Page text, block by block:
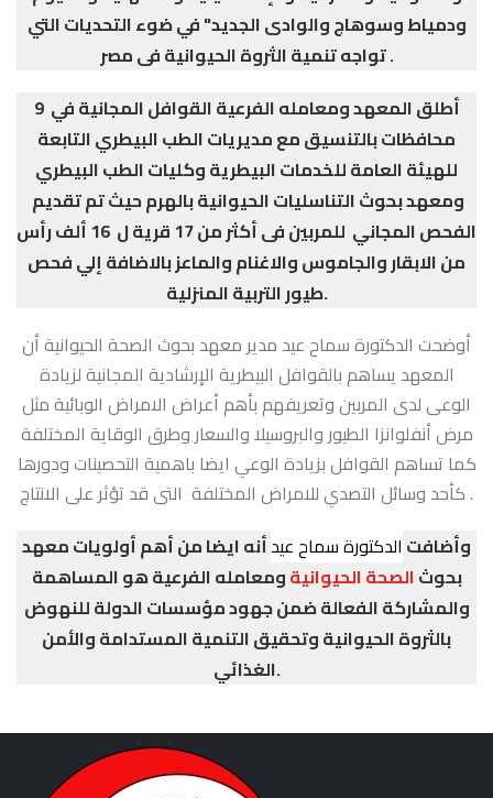
ودمياط وسوهاج والوادى الجديد" في ضوء التحديات التي
تواجه تنمية الثروة الحيوانية فى مصر .
أطلق المعهد ومعامله الفرعية القوافل المجانية في 9
محافظات بالتنسيق مع مديريات الطب البيطري التابعة
للهيئة العامة للخدمات البيطرية وكليات الطب البيطري
ومعهد بحوث التناسليات الحيوانية بالهرم حيث تم تقديم
الفحص المجاني للمربين فى أكثر من 17 قرية ل 16 ألف رأس
من الابقار والجاموس والاغنام والماعز بالاضافة إلي فحص
طيور التربية المنزلية.
أوضحت الدكتورة سماح عيد مدير معهد بحوث الصحة الحيوانية أن
المعهد يساهم بالقوافل البيطرية الإرشادية المجانية لزيادة
الوعى لدى المربين وتعريفهم بأهم أعراض الامراض الوبائية مثل
مرض أنفلوانزا الطيور والبروسيلا والسعار وطرق الوقاية المختلفة
كما تساهم القوافل بزيادة الوعي ايضا باهمية التحصينات ودورها
كأحد وسائل التصدي للامراض المختلفة التى قد تؤثر على الانتاج .
وأضافت الدكتورة سماح عيدأنه ايضا من أهم أولويات معهد
بحوثالصحة الحيوانيةومعامله الفرعية هو المساهمة
والمشاركة الفعالة ضمن جهود مؤسسات الدولة للنهوض
بالثروة الحيوانية وتحقيق التنمية المستدامة والأمن
الغذائي.